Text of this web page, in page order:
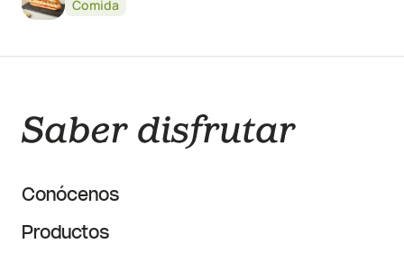
Comida
Conócenos
Productos